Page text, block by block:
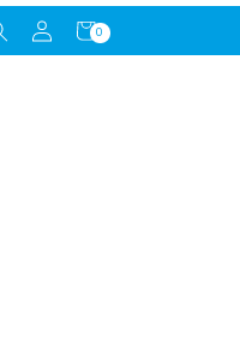
Iniciar
sesión
Carrito
0
0
artículos